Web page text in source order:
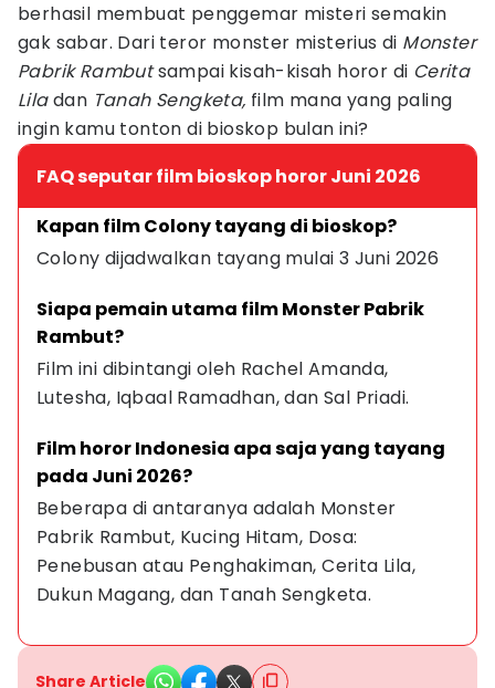
berhasil membuat penggemar misteri semakin
gak sabar. Dari teror monster misterius di Monster
Pabrik Rambutsampai kisah-kisah horor di Cerita
Liladan Tanah Sengketa, film mana yang paling
ingin kamu tonton di bioskop bulan ini?
FAQ seputar film bioskop horor Juni 2026
Kapan film Colony tayang di bioskop?
Colony dijadwalkan tayang mulai 3 Juni 2026
Siapa pemain utama film Monster Pabrik
Rambut?
Film ini dibintangi oleh Rachel Amanda,
Lutesha, Iqbaal Ramadhan, dan Sal Priadi.
Film horor Indonesia apa saja yang tayang
pada Juni 2026?
Beberapa di antaranya adalah Monster
Pabrik Rambut, Kucing Hitam, Dosa:
Penebusan atau Penghakiman, Cerita Lila,
Dukun Magang, dan Tanah Sengketa.
Share Article